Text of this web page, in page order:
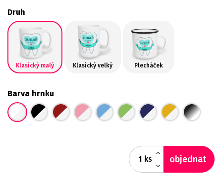
Druh
Klasický malý Klasický velký Plecháček
Barva hrnku
ks objednat